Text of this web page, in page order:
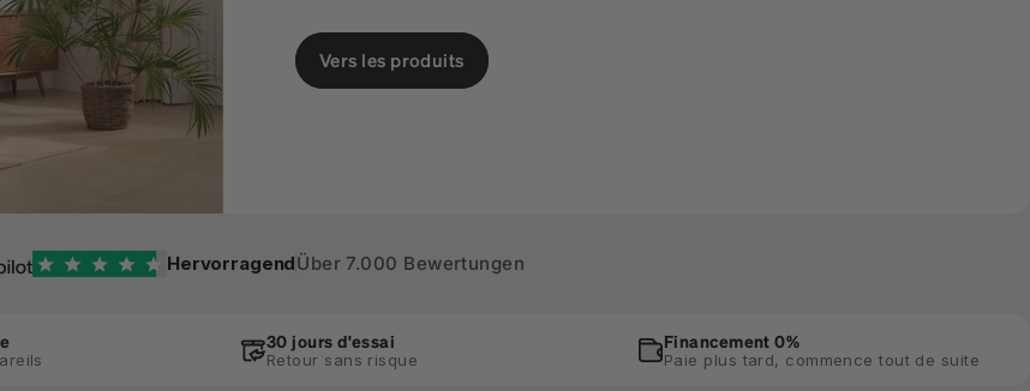
Vers les produits
HervorragendÜber 7.000 Bewertungen
30 jours d'essai
Retour sans risque
Financement 0%
Paie plus tard, commence tout de suite